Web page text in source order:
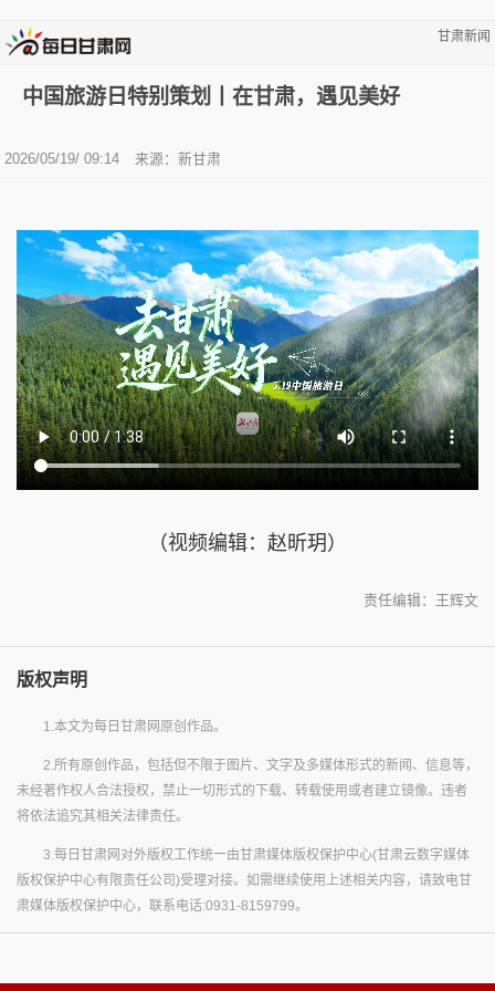
甘肃新闻
中国旅游日特别策划丨在甘肃，遇见美好
2026/05/19/ 09:14 来源：新甘肃
（视频编辑：赵昕玥）
责任编辑：王辉文
版权声明
1.本文为每日甘肃网原创作品。
2.所有原创作品，包括但不限于图片、文字及多媒体形式的新闻、信息等，
未经著作权人合法授权，禁止一切形式的下载、转载使用或者建立镜像。违者
将依法追究其相关法律责任。
3.每日甘肃网对外版权工作统一由甘肃媒体版权保护中心(甘肃云数字媒体
版权保护中心有限责任公司)受理对接。如需继续使用上述相关内容，请致电甘
肃媒体版权保护中心，联系电话:0931-8159799。